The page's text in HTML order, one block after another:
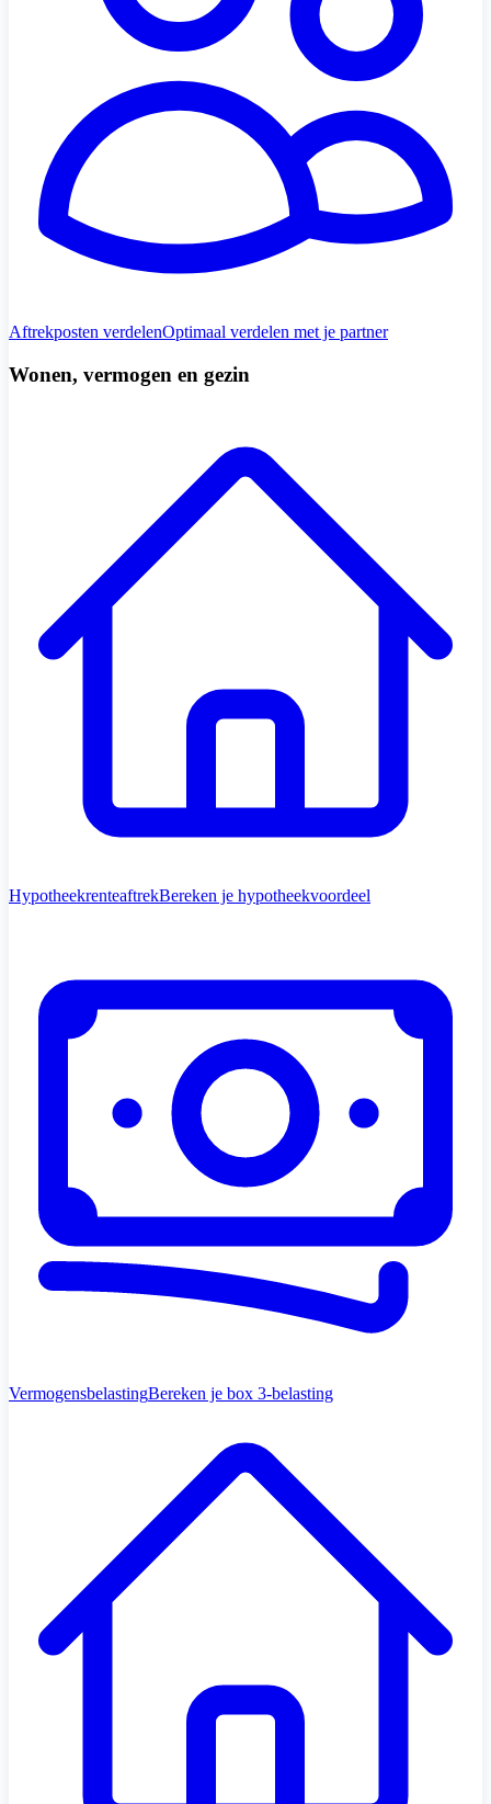
Aftrekposten verdelenOptimaal verdelen met je partner
Wonen, vermogen en gezin
HypotheekrenteaftrekBereken je hypotheekvoordeel
VermogensbelastingBereken je box 3-belasting